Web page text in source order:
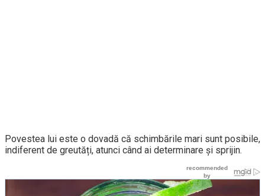
Povestea lui este o dovadă că schimbările mari sunt posibile,
indiferent de greutăți, atunci când ai determinare și sprijin.